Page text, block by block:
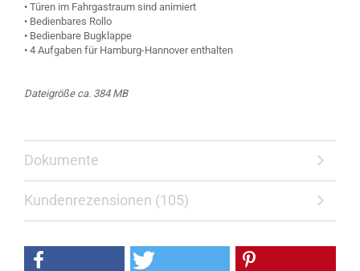
• Türen im Fahrgastraum sind animiert
• Bedienbares Rollo
• Bedienbare Bugklappe
• 4 Aufgaben für Hamburg-Hannover enthalten
Dateigröße ca. 384 MB
Dokumente
Kundenrezensionen (105)